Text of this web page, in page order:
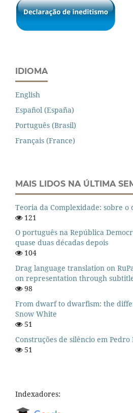
IDIOMA
English
Español (España)
Português (Brasil)
Français (France)
MAIS LIDOS NA ÚLTIMA
Teoria da Complexidade: sobre o
121
O português na República
quase duas décadas depois
104
Drag language translation on
on representation through
98
From dwarf to dwarfism: the
Snow White
51
Construções de silêncio em
51
Indexadores: